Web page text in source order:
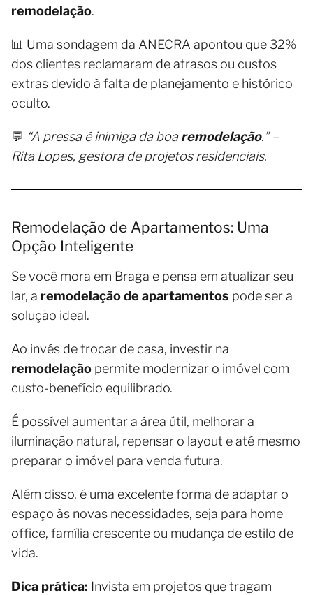
remodelação.
📊 Uma sondagem da ANECRA apontou que 32%
dos clientes reclamaram de atrasos ou custos
extras devido à falta de planejamento e histórico
oculto.
💬 “A pressa é inimiga da boaremodelação.” –
Rita Lopes, gestora de projetos residenciais.
Remodelação de Apartamentos: Uma
Opção Inteligente
Se você mora em Braga e pensa em atualizar seu
lar, a remodelação de apartamentos pode ser a
solução ideal.
Ao invés de trocar de casa, investir na
remodelação permite modernizar o imóvel com
custo-benefício equilibrado.
É possível aumentar a área útil, melhorar a
iluminação natural, repensar o layout e até mesmo
preparar o imóvel para venda futura.
Além disso, é uma excelente forma de adaptar o
espaço às novas necessidades, seja para home
office, família crescente ou mudança de estilo de
vida.
Dica prática: Invista em projetos que tragam